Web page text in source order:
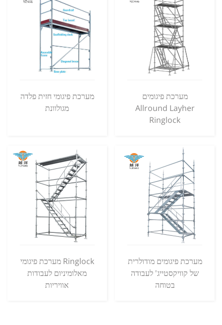
מערכת פיגומי חזית פלדה
מגולוונת
מערכת פיגומים
Allround Layher
Ringlock
מערכת פיגומי Ringlock
מאלומיניום לעבודות
אוויריות
מערכת פיגומים מודולרית
של קוויקסטייג' לעבודה
בטוחה